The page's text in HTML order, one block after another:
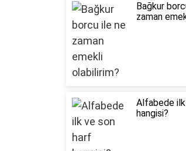
Bağkur
zaman
Alfabede
hangisi?